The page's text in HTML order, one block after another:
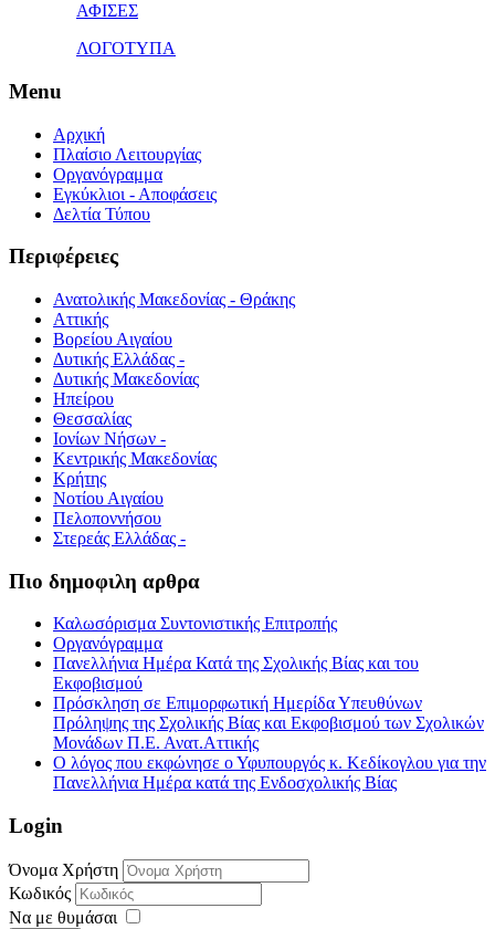
ΑΦΙΣΕΣ
ΛΟΓΟΤΥΠΑ
Menu
Αρχική
Πλαίσιο Λειτουργίας
Οργανόγραμμα
Εγκύκλιοι - Αποφάσεις
Δελτία Τύπου
Περιφέρειες
Ανατολικής Μακεδονίας - Θράκης
Αττικής
Βορείου Αιγαίου
Δυτικής Ελλάδας -
Δυτικής Μακεδονίας
Ηπείρου
Θεσσαλίας
Ιονίων Νήσων -
Κεντρικής Μακεδονίας
Κρήτης
Νοτίου Αιγαίου
Πελοποννήσου
Στερεάς Ελλάδας -
Πιο δημοφιλη αρθρα
Καλωσόρισμα Συντονιστικής Επιτροπής
Οργανόγραμμα
Πανελλήνια Ημέρα Κατά της Σχολικής Βίας και του
Εκφοβισμού
Πρόσκληση σε Επιμορφωτική Ημερίδα Υπευθύνων
Πρόληψης της Σχολικής Βίας και Εκφοβισμού των Σχολικών
Μονάδων Π.Ε. Ανατ.Αττικής
Ο λόγος που εκφώνησε ο Υφυπουργός κ. Κεδίκογλου για την
Πανελλήνια Ημέρα κατά της Ενδοσχολικής Βίας
Login
Όνομα Χρήστη
Κωδικός
Να με θυμάσαι